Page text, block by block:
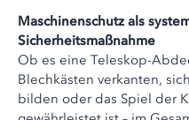
Maschinenschutz als
Sicherheitsmaßnahme
Ob es eine Teleskop-
Blechkästen verkanten,
bilden oder das Spiel der